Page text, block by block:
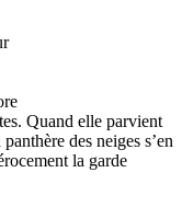
Quand elle parvient
des neiges s’en
la garde